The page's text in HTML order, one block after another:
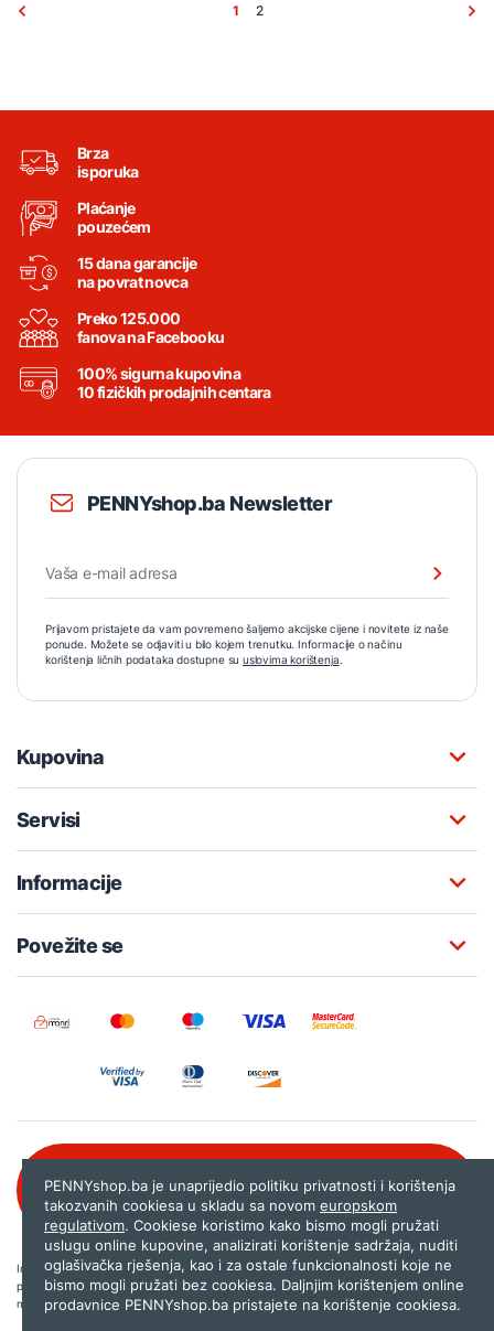
1 2
Brza
isporuka
Plaćanje
pouzećem
15 dana garancije
na povrat novca
Preko 125.000
fanova na Facebooku
100% sigurna kupovina
10 fizičkih prodajnih centara
PENNYshop.ba Newsletter
Prijavom pristajete da vam povremeno šaljemo akcijske cijene i novitete iz naše
ponude. Možete se odjaviti u bilo kojem trenutku. Informacije o načinu
korištenja ličnih podataka dostupne su uslovima korištenja.
Kupovina
Servisi
Informacije
Povežite se
080 020 261
Internet trgovina PENNYshop.ba nastoji objavljivati samo provjerene i pravilne
podatke. Ako na našoj stranici otkrijete neistinite, odnosno neadekvatne informacije,
molimo vas da nam to javite nashop@pennyplus.com .
PENNYshop.ba je unaprijedio politiku privatnosti i korištenja
takozvanih cookiesa u skladu sa novom europskom
regulativom. Cookiese koristimo kako bismo mogli pružati
uslugu online kupovine, analizirati korištenje sadržaja, nuditi
oglašivačka rješenja, kao i za ostale funkcionalnosti koje ne
bismo mogli pružati bez cookiesa. Daljnjim korištenjem online
prodavnice PENNYshop.ba pristajete na korištenje cookiesa.